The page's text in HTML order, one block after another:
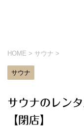
HOME > サウナ >
サウナ
サウナのレン
【閉店】